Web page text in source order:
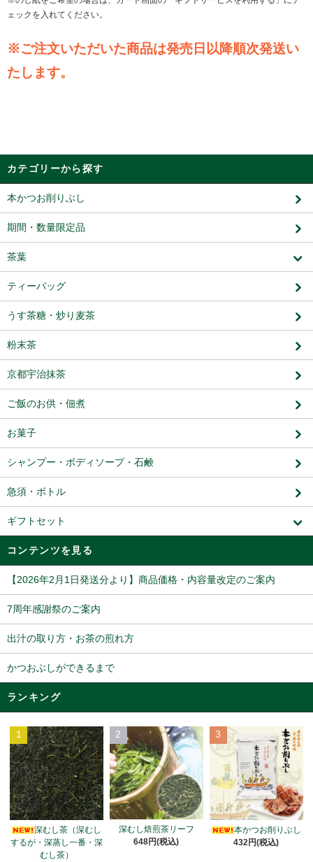
ェックを入れてください。
※ご注文いただいた商品は発売日以降順次発送い
たします。
カテゴリーから探す
本かつお削りぶし
期間・数量限定品
茶葉
ティーバッグ
うす茶糖・炒り麦茶
粉末茶
京都宇治抹茶
ご飯のお供・佃煮
お菓子
シャンプー・ボディソープ・石鹸
急須・ボトル
ギフトセット
コンテンツを見る
【2026年2月1日発送分より】商品価格・内容量改定のご案内
7周年感謝祭のご案内
出汁の取り方・お茶の煎れ方
かつおぶしができるまで
ランキング
1
深むし茶（深むし
するが・深蒸し一番・深
むし茶）
2
深むし焙煎茶リーフ
648円(税込)
3
本かつお削りぶし
432円(税込)